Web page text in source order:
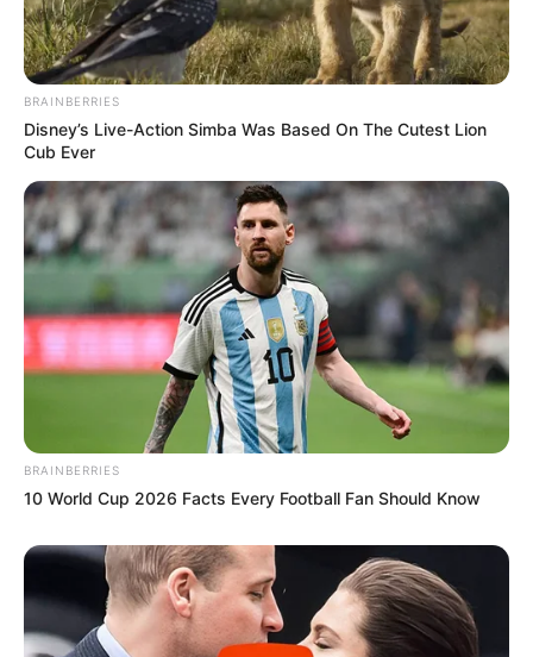
BRAINBERRIES
Disney’s Live-Action Simba Was Based On The Cutest Lion
Cub Ever
BRAINBERRIES
10 World Cup 2026 Facts Every Football Fan Should Know